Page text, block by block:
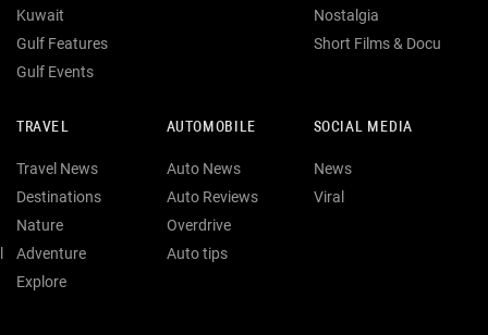
Kuwait
Gulf Features
Gulf Events
Nostalgia
Short Films & Docu
TRAVEL
Travel News
Destinations
Nature
Adventure
Explore
AUTOMOBILE
Auto News
Auto Reviews
Overdrive
Auto tips
SOCIAL MEDIA
News
Viral